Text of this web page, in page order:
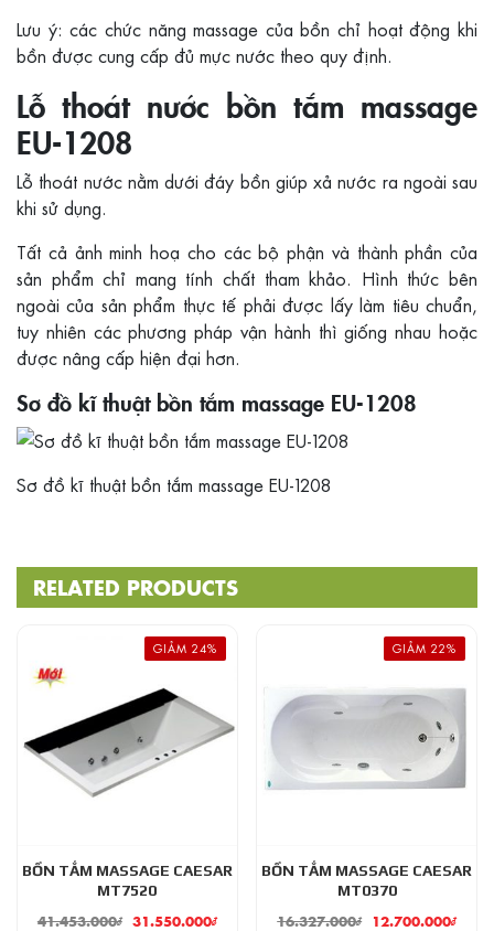
Lưu ý: các chức năng massage của bồn chỉ hoạt động khi
bồn được cung cấp đủ mực nước theo quy định.
Lỗ thoát nước bồn tắm massage
EU-1208
Lỗ thoát nước nằm dưới đáy bồn giúp xả nước ra ngoài sau
khi sử dụng.
Tất cả ảnh minh hoạ cho các bộ phận và thành phần của
sản phẩm chỉ mang tính chất tham khảo. Hình thức bên
ngoài của sản phẩm thực tế phải được lấy làm tiêu chuẩn,
tuy nhiên các phương pháp vận hành thì giống nhau hoặc
được nâng cấp hiện đại hơn.
Sơ đồ kĩ thuật bồn tắm massage EU-1208
Sơ đồ kĩ thuật bồn tắm massage EU-1208
RELATED PRODUCTS
GIẢM 24%
BỒN TẮM MASSAGE CAESAR
MT7520
41.453.000₫ 31.550.000₫
GIẢM 22%
BỒN TẮM MASSAGE CAESAR
MT0370
16.327.000₫ 12.700.000₫